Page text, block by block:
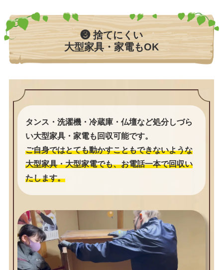
❸ 捨てにくい
大型家具・家電もOK
タンス・洗濯機・冷蔵庫・仏壇など処分しづら
い大型家具・家電も回収可能です。
ご自身ではとても動かすこともできないような
大型家具・大型家電でも、お電話一本で回収い
たします。